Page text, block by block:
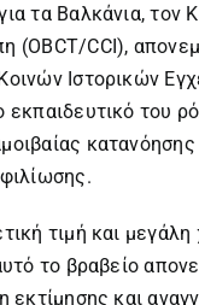
τα Βαλκάνια, τον
(OBCT/CCI),
Ιστορικών
εκπαιδευτικό του
κατανόησης
τιμή και
το βραβείο
εκτίμησης και